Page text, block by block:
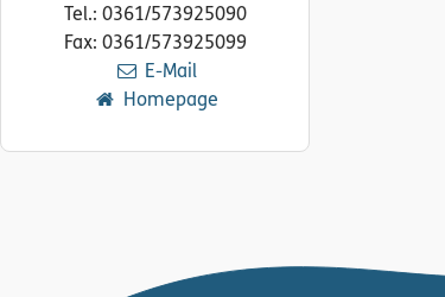
Tel.: 0361/573925090
Fax: 0361/573925099
E-Mail
Homepage